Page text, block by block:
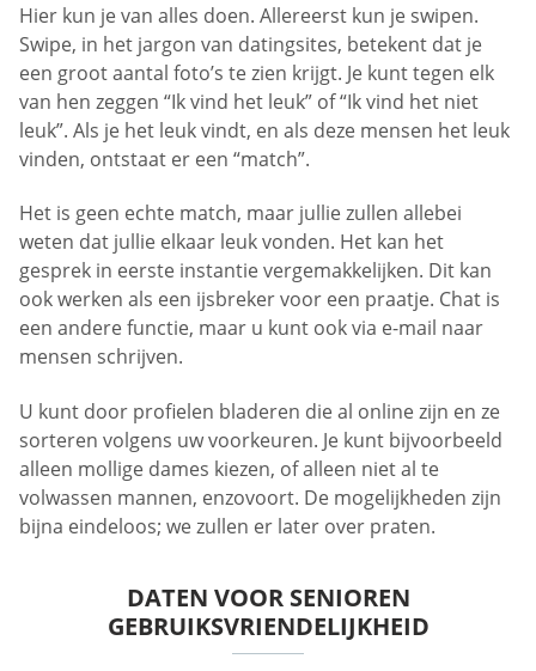
Hier kun je van alles doen. Allereerst kun je swipen.
Swipe, in het jargon van datingsites, betekent dat je
een groot aantal foto’s te zien krijgt. Je kunt tegen elk
van hen zeggen “Ik vind het leuk” of “Ik vind het niet
leuk”. Als je het leuk vindt, en als deze mensen het leuk
vinden, ontstaat er een “match”.
Het is geen echte match, maar jullie zullen allebei
weten dat jullie elkaar leuk vonden. Het kan het
gesprek in eerste instantie vergemakkelijken. Dit kan
ook werken als een ijsbreker voor een praatje. Chat is
een andere functie, maar u kunt ook via e-mail naar
mensen schrijven.
U kunt door profielen bladeren die al online zijn en ze
sorteren volgens uw voorkeuren. Je kunt bijvoorbeeld
alleen mollige dames kiezen, of alleen niet al te
volwassen mannen, enzovoort. De mogelijkheden zijn
bijna eindeloos; we zullen er later over praten.
DATEN VOOR SENIOREN
GEBRUIKSVRIENDELIJKHEID